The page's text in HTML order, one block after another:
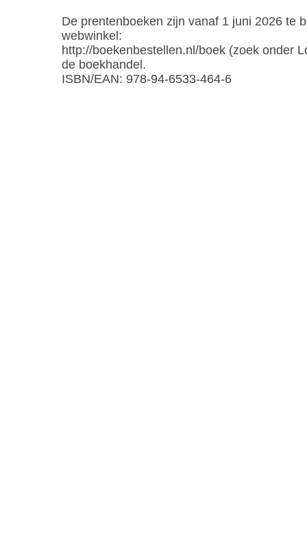
De prentenboeken zijn vanaf 1 juni 2026 te
webwinkel:
http://boekenbestellen.nl/boek (zoek onder
de boekhandel.
ISBN/EAN: 978-94-6533-464-6